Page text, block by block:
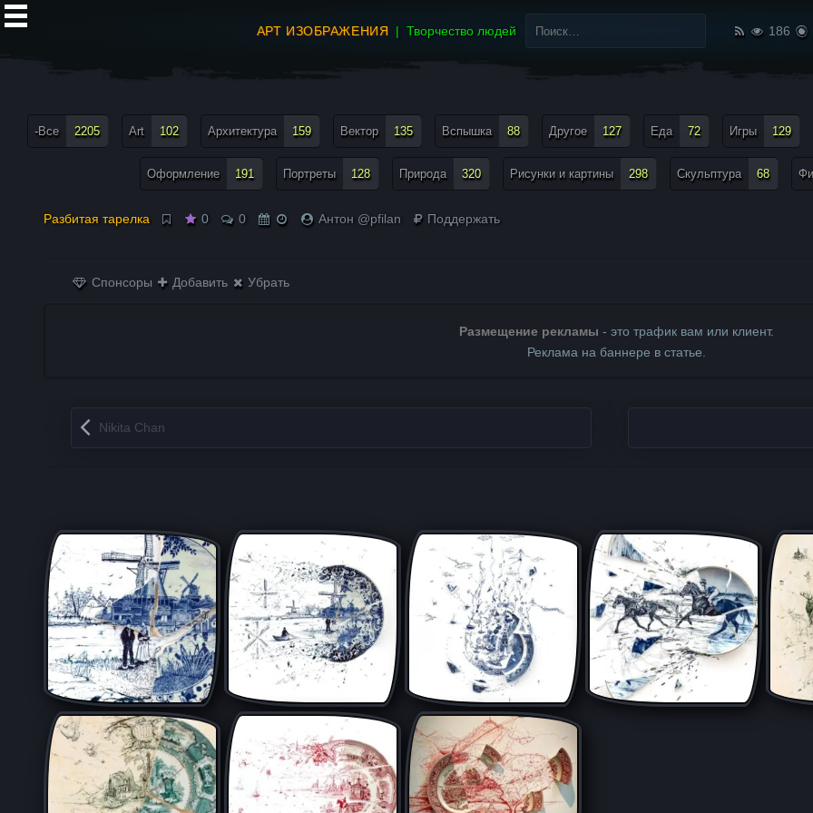
АРТ ИЗОБРАЖЕНИЯ Творчество людей
Найти:
186
-Все 2205 Art 102 Архитектура 159 Вектор 135 Вспышка 88 Другое 127 Еда 72 Игры 129
Оформление 191 Портреты 128 Природа 320 Рисунки и картины 298 Скульптура 68
Разбитая тарелка 0 0 Антон @pfilan Поддержать
Спонсоры Добавить Убрать
Размещение рекламы - это трафик вам или клиент.
Реклама на баннере в статье.
Запись навигация
Nikita Chan